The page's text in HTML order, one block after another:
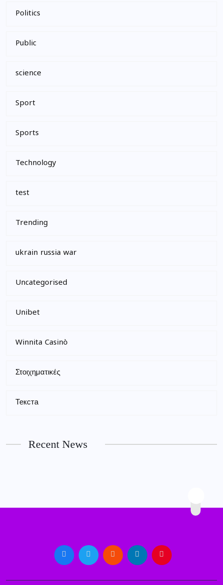
Politics
Public
science
Sport
Sports
Technology
test
Trending
ukrain russia war
Uncategorised
Unibet
Winnita Casinò
Στοιχηματικές
Текста
Recent News